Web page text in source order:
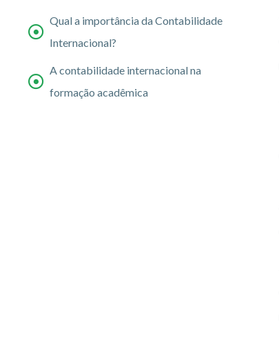
Qual a importância da Contabilidade
Internacional?
A contabilidade internacional na
formação acadêmica